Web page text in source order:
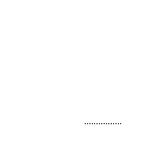
................